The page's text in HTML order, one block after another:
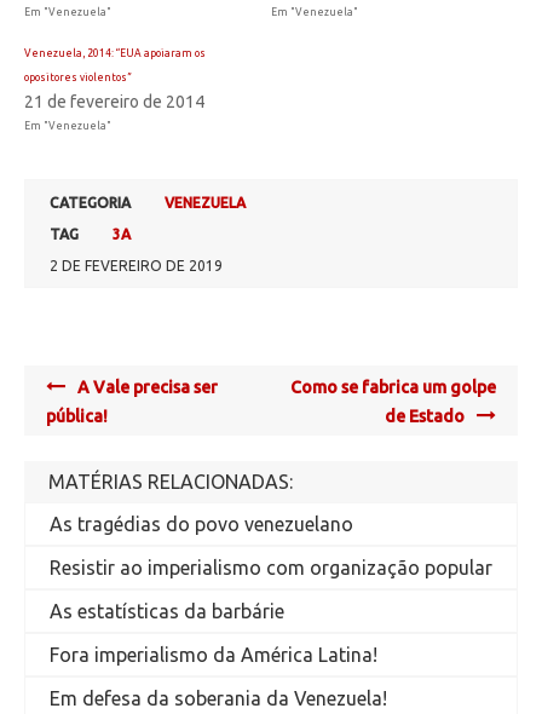
Em "Venezuela" Em "Venezuela"
Venezuela, 2014: “EUA apoiaram os
opositores violentos”
21 de fevereiro de 2014
Em "Venezuela"
CATEGORIA
VENEZUELA
TAG
3A
2 DE FEVEREIRO DE 2019
Post
navigation
A Vale precisa ser
pública!
Como se fabrica um golpe
de Estado
MATÉRIAS RELACIONADAS:
As tragédias do povo venezuelano
Resistir ao imperialismo com organização popular
As estatísticas da barbárie
Fora imperialismo da América Latina!
Em defesa da soberania da Venezuela!